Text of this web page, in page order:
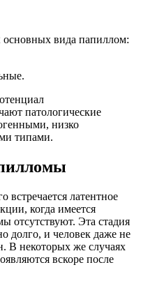
вида папиллом:
патологические
низко
типами.
встречается латентное
когда имеется
отсутствуют. Эта стадия
долго, и человек даже не
В некоторых же случаях
вскоре после